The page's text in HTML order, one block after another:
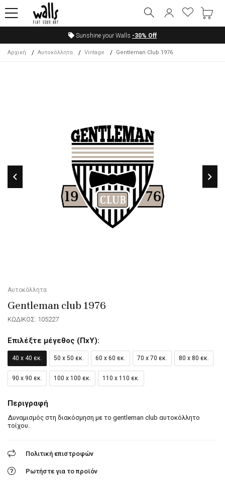
Sunshine your Walls -30% Off
Αρχική Αυτοκόλλητα Vintage Gentleman Club 1976
Αυτοκόλλητα
Gentleman club 1976
ΚΩΔΙΚΟΣ: 105227
Επιλέξτε μέγεθος (ΠxΥ):
40 x 40 εκ. 50 x 50 εκ. 60 x 60 εκ. 70 x 70 εκ. 80 x 80 εκ.
90 x 90 εκ. 100 x 100 εκ. 110 x 110 εκ.
Περιγραφή
Δυναμισμός στη διακόσμηση με το gentleman club αυτοκόλλητο
τοίχου.
Πολιτική επιστροφών
Ρωτήστε για το προϊόν